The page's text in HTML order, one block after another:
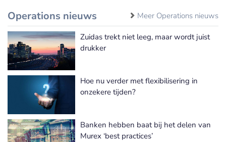
Operations nieuws Meer Operations nieuws
Zuidas trekt niet leeg, maar wordt juist
drukker
Hoe nu verder met flexibilisering in
onzekere tijden?
Banken hebben baat bij het delen van
Murex ‘best practices’